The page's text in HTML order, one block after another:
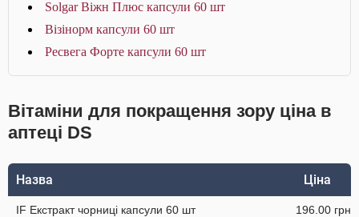
Solgar Віжн Плюс капсули 60 шт
Візінорм капсули 60 шт
Ресвега Форте капсули 60 шт
Вітаміни для покращення зору ціна в
аптеці DS
Назва Ціна
IF Екстракт чорниці капсули 60 шт 196.00 грн